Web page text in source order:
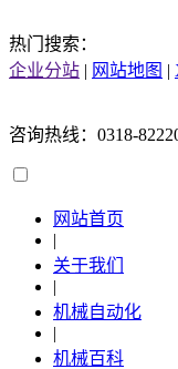
热门搜索：
企业分站 | 网站地图 |
咨询热线：0318-
网站首页
|
关于我们
|
机械自动化
|
机械百科